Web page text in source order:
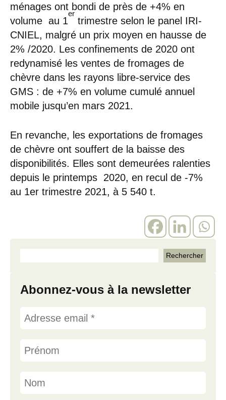
ménages ont bondi de près de +4% en
volume au 1
er
trimestre selon le panel IRI-
CNIEL, malgré un prix moyen en hausse de
2% /2020. Les confinements de 2020 ont
redynamisé les ventes de fromages de
chèvre dans les rayons libre-service des
GMS : de +7% en volume cumulé annuel
mobile jusqu’en mars 2021.
En revanche, les exportations de fromages
de chèvre ont souffert de la baisse des
disponibilités. Elles sont demeurées ralenties
depuis le printemps 2020, en recul de -7%
au 1er trimestre 2021, à 5 540 t.
Abonnez-vous à la newsletter